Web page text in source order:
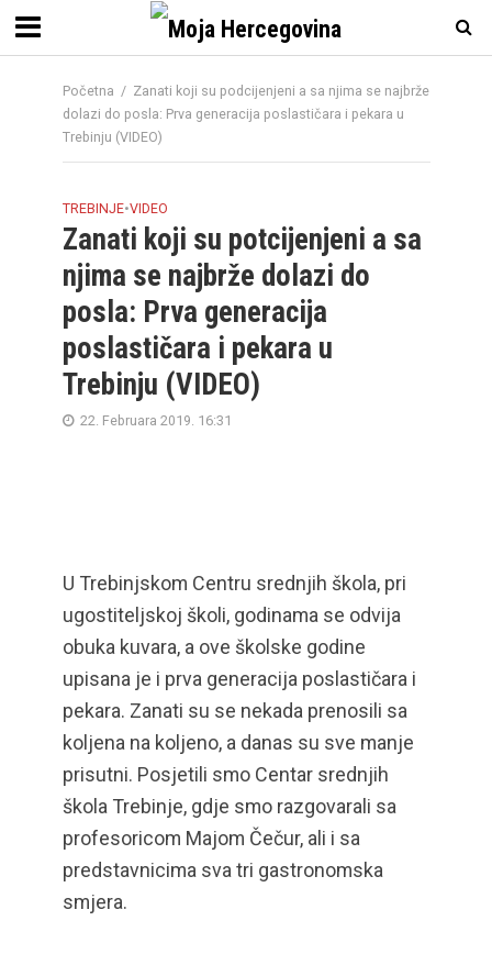
Početna / Zanati koji su podcijenjeni a sa njima se najbrže
dolazi do posla: Prva generacija poslastičara i pekara u
Trebinju (VIDEO)
TREBINJE•VIDEO
Zanati koji su potcijenjeni a sa
njima se najbrže dolazi do
posla: Prva generacija
poslastičara i pekara u
Trebinju (VIDEO)
22. Februara 2019. 16:31
U Trebinjskom Centru srednjih škola, pri
ugostiteljskoj školi, godinama se odvija
obuka kuvara, a ove školske godine
upisana je i prva generacija poslastičara i
pekara. Zanati su se nekada prenosili sa
koljena na koljeno, a danas su sve manje
prisutni. Posjetili smo Centar srednjih
škola Trebinje, gdje smo razgovarali sa
profesoricom Majom Čečur, ali i sa
predstavnicima sva tri gastronomska
smjera.